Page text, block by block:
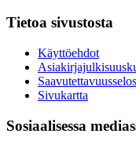
Tietoa sivustosta
Käyttöehdot
Sivukartta
Sosiaalisessa